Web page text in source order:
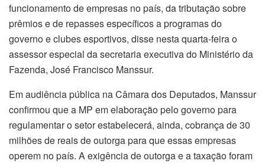
funcionamento de empresas no país, da tributação sobre
prêmios e de repasses específicos a programas do
governo e clubes esportivos, disse nesta quarta-feira o
assessor especial da secretaria executiva do Ministério da
Fazenda, José Francisco Manssur.
Em audiência pública na Câmara dos Deputados, Manssur
confirmou que a MP em elaboração pelo governo para
regulamentar o setor estabelecerá, ainda, cobrança de 30
milhões de reais de outorga para que essas empresas
operem no país. A exigência de outorga e a taxação foram